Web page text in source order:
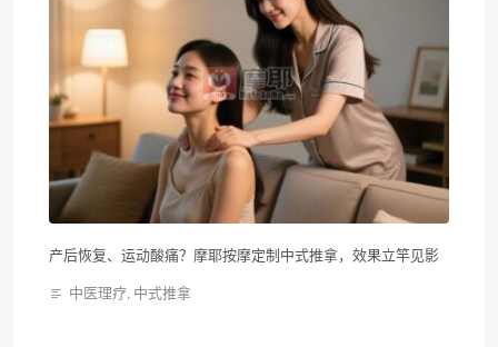
产后恢复、运动酸痛？摩耶按摩定制中式推拿，效果立竿见影
中医理疗, 中式推拿